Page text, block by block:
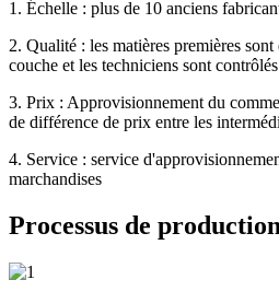
1. Échelle : plus de 10 anciens
2. Qualité : les matières premières
couche et les techniciens sont
3. Prix : Approvisionnement du
de différence de prix entre les
4. Service : service
marchandises
Processus de